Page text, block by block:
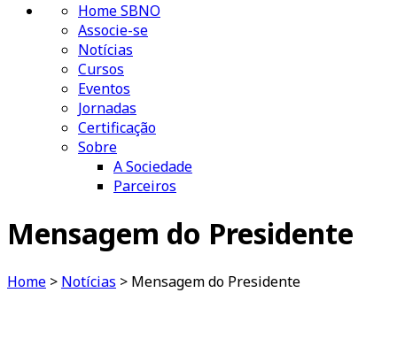
Home SBNO
Associe-se
Notícias
Cursos
Eventos
Jornadas
Certificação
Sobre
A Sociedade
Parceiros
Mensagem do Presidente
Home > Notícias > Mensagem do Presidente